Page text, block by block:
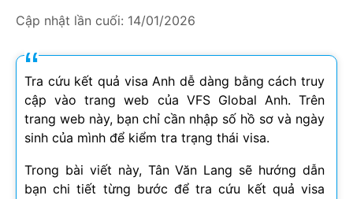
Cập nhật lần cuối: 14/01/2026
Tra cứu kết quả visa Anh dễ dàng bằng cách truy
cập vào trang web của VFS Global Anh. Trên
trang web này, bạn chỉ cần nhập số hồ sơ và ngày
sinh của mình để kiểm tra trạng thái visa.
Trong bài viết này, Tân Văn Lang sẽ hướng dẫn
bạn chi tiết từng bước để tra cứu kết quả visa